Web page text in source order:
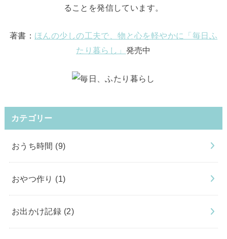
ることを発信しています。
著書： ほんの少しの工夫で、物と心を軽やかに「毎日ふ
たり暮らし」 発売中
カテゴリー
おうち時間 (9)
おやつ作り (1)
お出かけ記録 (2)